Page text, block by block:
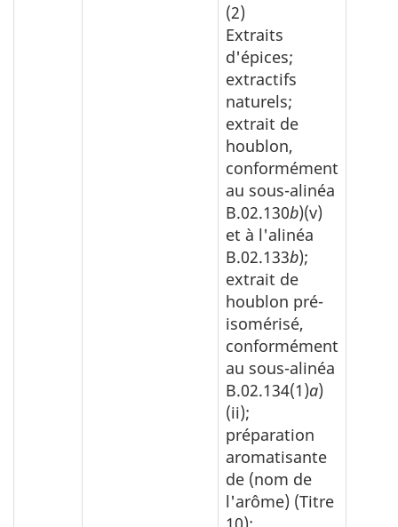
(2)
Extraits
d'épices;
extractifs
naturels;
extrait de
houblon,
conformément
au sous-alinéa
B.02.130b)(v)
et à l'alinéa
B.02.133b);
extrait de
houblon pré-
isomérisé,
conformément
au sous-alinéa
B.02.134(1)a)
(ii);
préparation
aromatisante
de (nom de
l'arôme) (Titre